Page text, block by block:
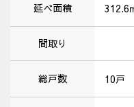
延べ面積 312.6
間取り
総戸数 10戸